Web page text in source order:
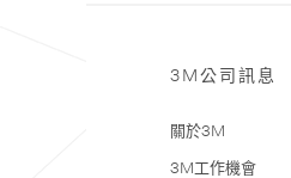
3M公司訊息
關於3M
3M工作機會